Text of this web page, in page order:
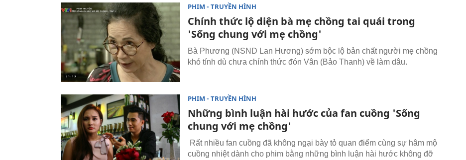
PHIM - TRUYỀN HÌNH
Chính thức lộ diện bà mẹ chồng tai quái trong
'Sống chung với mẹ chồng'
Bà Phương (NSND Lan Hương) sớm bộc lộ bản chất người mẹ chồng
khó tính dù chưa chính thức đón Vân (Bảo Thanh) về làm dâu.
PHIM - TRUYỀN HÌNH
Những bình luận hài hước của fan cuồng 'Sống
chung với mẹ chồng'
Rất nhiều fan cuồng đã không ngại bày tỏ quan điểm cùng sự hâm mộ
cuồng nhiệt dành cho phim bằng những bình luận hài hước không đỡ